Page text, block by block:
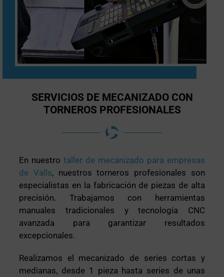
SERVICIOS DE MECANIZADO CON
TORNEROS PROFESIONALES
En nuestrotaller de mecanizado para empresas
de Valls, nuestros torneros profesionales son
especialistas en la fabricación de piezas de alta
precisión. Trabajamos con herramientas
manuales tradicionales y tecnología CNC
avanzada para garantizar resultados
excepcionales.
Realizamos el mecanizado de series cortas y
medianas, desde 1 pieza hasta series de unas